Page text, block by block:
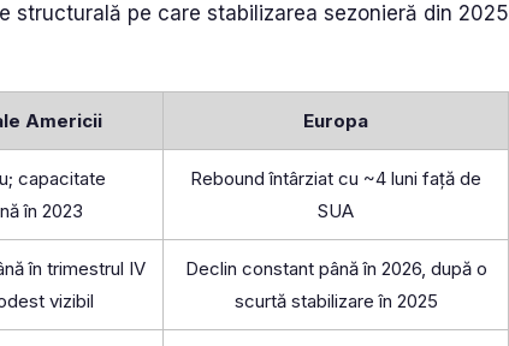
structurală pe care stabilizarea sezonieră din 2025
Americii Europa
capacitate
în 2023
Rebound întârziat cu ~4 luni față de
SUA
în trimestrul IV
vizibil
Declin constant până în 2026, după o
scurtă stabilizare în 2025